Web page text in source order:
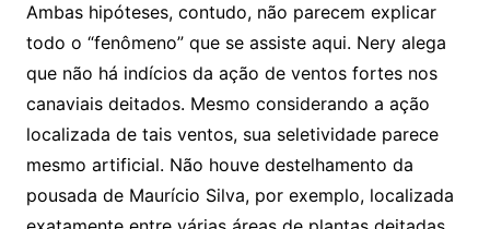
Ambas hipóteses, contudo, não parecem explicar
todo o “fenômeno” que se assiste aqui. Nery alega
que não há indícios da ação de ventos fortes nos
canaviais deitados. Mesmo considerando a ação
localizada de tais ventos, sua seletividade parece
mesmo artificial. Não houve destelhamento da
pousada de Maurício Silva, por exemplo, localizada